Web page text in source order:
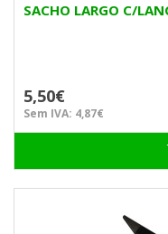
SACHO LARGO C/
5,50€
Sem IVA: 4,87€